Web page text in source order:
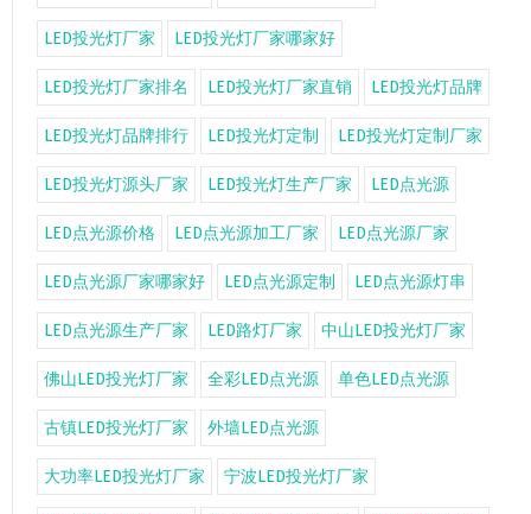
LED投光灯厂家 LED投光灯厂家哪家好
LED投光灯厂家排名 LED投光灯厂家直销 LED投光灯品牌
LED投光灯品牌排行 LED投光灯定制 LED投光灯定制厂家
LED投光灯源头厂家 LED投光灯生产厂家 LED点光源
LED点光源价格 LED点光源加工厂家 LED点光源厂家
LED点光源厂家哪家好 LED点光源定制 LED点光源灯串
LED点光源生产厂家 LED路灯厂家 中山LED投光灯厂家
佛山LED投光灯厂家 全彩LED点光源 单色LED点光源
古镇LED投光灯厂家 外墙LED点光源
大功率LED投光灯厂家 宁波LED投光灯厂家